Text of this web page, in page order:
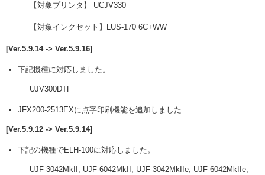
【対象プリンタ】 UCJV330
【対象インクセット】LUS-170 6C+WW
[Ver.5.9.14 -> Ver.5.9.16]
下記機種に対応しました。
UJV300DTF
JFX200-2513EXに点字印刷機能を追加しました
[Ver.5.9.12 -> Ver.5.9.14]
下記の機種でELH-100に対応しました。
UJF-3042MkII, UJF-6042MkII, UJF-3042MkIIe, UJF-6042MkIIe,